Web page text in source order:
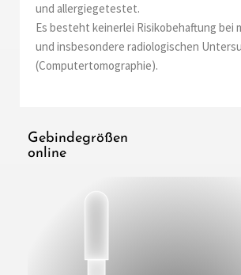
und allergiegetestet.
Es besteht keinerlei Risikobehaftung bei
und insbesondere radiologischen
(Computertomographie).
Gebindegrößen
online